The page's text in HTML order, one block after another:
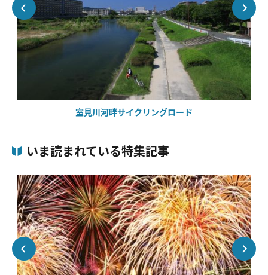
室見川河畔サイクリングロード
いま読まれている特集記事